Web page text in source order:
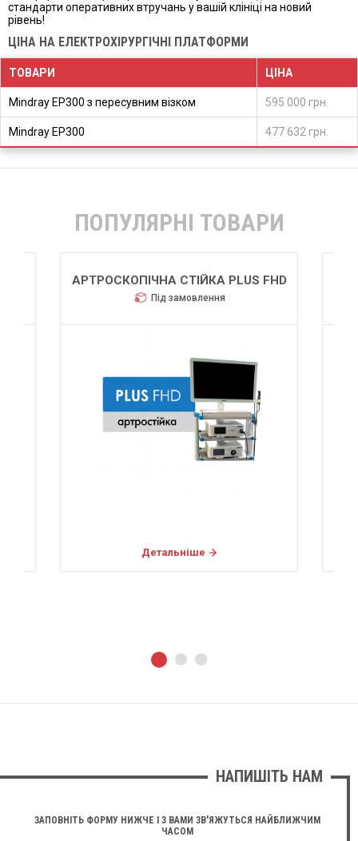
стандарти оперативних втручань у вашій клініці на новий
рівень!
ЦІНА НА ЕЛЕКТРОХІРУРГІЧНІ ПЛАТФОРМИ
ТОВАРИ ЦІНА
Mindray EP300 з пересувним візком 595 000 грн.
Mindray EP300 477 632 грн.
ПОПУЛЯРНІ ТОВАРИ
АРТРОСКОПІЧНА СТІЙКА PLUS FHD
Під замовлення
Детальніше
НАПИШІТЬ НАМ
ЗАПОВНІТЬ ФОРМУ НИЖЧЕ І З ВАМИ ЗВ'ЯЖУТЬСЯ НАЙБЛИЖЧИМ
ЧАСОМ